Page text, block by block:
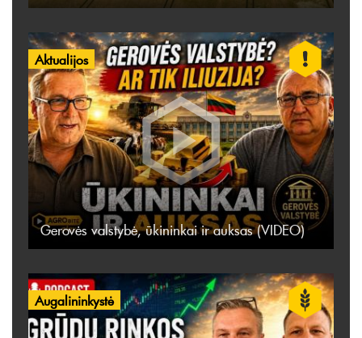
Aktualijos
Gerovės valstybė, ūkininkai ir auksas (VIDEO)
Augalininkystė